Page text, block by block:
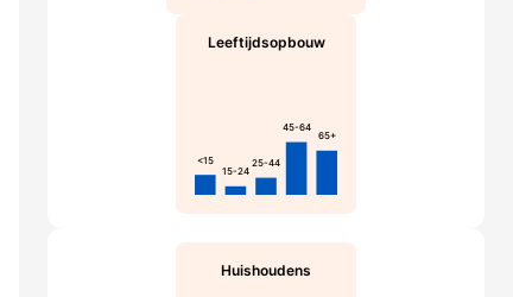
Leeftijdsopbouw
<15
15-24
25-44
45-64
65+
Huishoudens